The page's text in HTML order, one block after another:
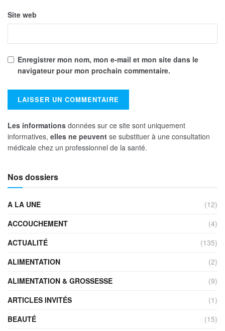
Site web
Enregistrer mon nom, mon e-mail et mon site dans le
navigateur pour mon prochain commentaire.
Les informations données sur ce site sont uniquement
informatives, elles ne peuvent se substituer à une consultation
médicale chez un professionnel de la santé.
Nos dossiers
A LA UNE
(12)
ACCOUCHEMENT
(4)
ACTUALITÉ
(135)
ALIMENTATION
(2)
ALIMENTATION & GROSSESSE
(9)
ARTICLES INVITÉS
(1)
BEAUTÉ
(15)